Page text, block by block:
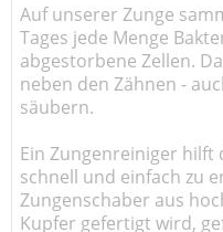
Auf unserer Zunge
Tages jede Menge
abgestorbene Zellen.
neben den Zähnen -
säubern.
Ein Zungenreiniger hilft
schnell und einfach zu
Zungenschaber aus
Kupfer gefertigt wird,